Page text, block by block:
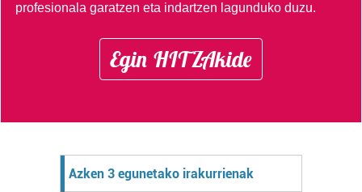
profesionala garatzen eta indartzen lagunduko duzu.
Egin HITZAkide
Azken 3 egunetako irakurrienak